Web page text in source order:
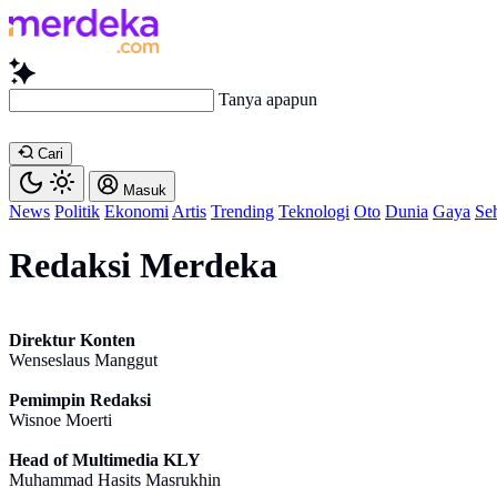
Tanya apapun ten
Cari
Masuk
News Politik Ekonomi Artis Trending Teknologi Oto Dunia Gaya
Redaksi Merdeka
Direktur Konten
Wenseslaus Manggut
Pemimpin Redaksi
Wisnoe Moerti
Head of Multimedia KLY
Muhammad Hasits Masrukhin